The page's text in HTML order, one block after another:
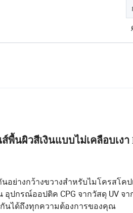
พื้นผิวสีเงินแบบไม่เคลือบเงา
ย่างกว้างขวางสำหรับไมโครสโค
ปกรณ์ออปติค CPG จากวัสดุ UV จา
กันได้ถึงทุกความต้องการของคุณ